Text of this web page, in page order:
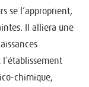
se l’approprient,
Il alliera une
l’établissement
chimique,